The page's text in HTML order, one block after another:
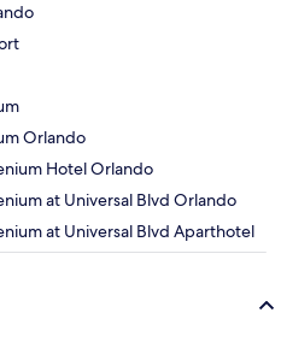
Orlando
Hotel Orlando
at Universal Blvd Orlando
at Universal Blvd Aparthotel